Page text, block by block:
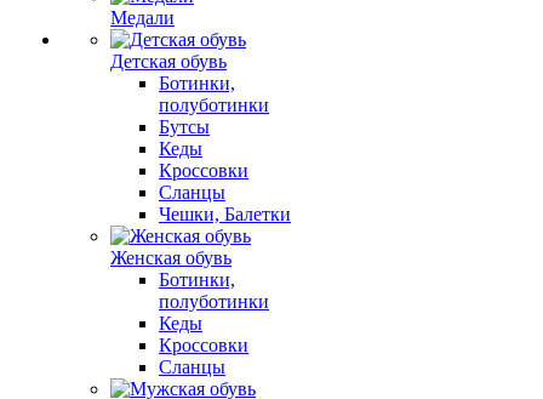
Медали
Детская обувь
Ботинки,
полуботинки
Бутсы
Кеды
Кроссовки
Сланцы
Чешки, Балетки
Женская обувь
Ботинки,
полуботинки
Кеды
Кроссовки
Сланцы